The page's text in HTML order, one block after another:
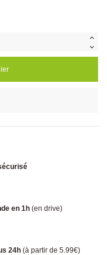
en 1h (en drive)
24h (à partir de 5.99€)